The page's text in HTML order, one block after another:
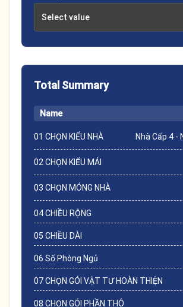
Select value
Total Summary
Name
01 CHỌN KIỂU NHÀ Nhà Cấp 4 -
02 CHỌN KIỂU MÁI
03 CHỌN MÓNG NHÀ
04 CHIỀU RỘNG
05 CHIỀU DÀI
06 Số Phòng Ngủ
07 CHỌN GÓI VẬT TƯ HOÀN THIỆN
08 CHỌN GÓI PHẦN THÔ